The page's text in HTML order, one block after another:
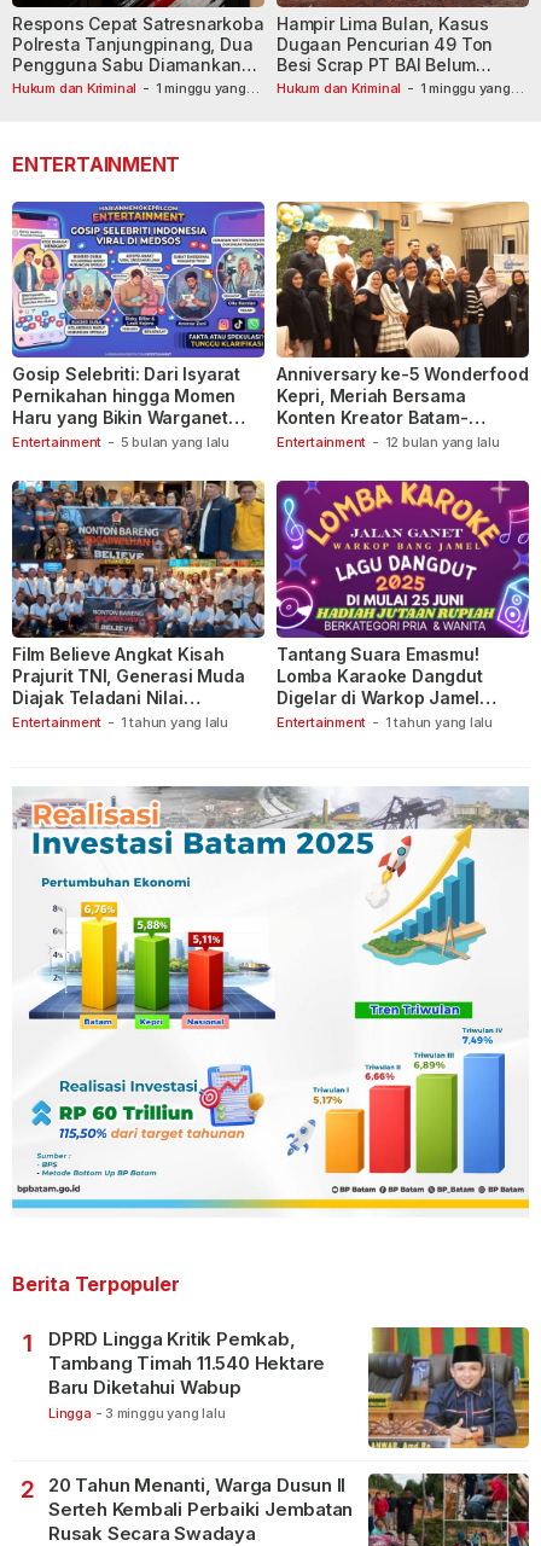
Hukum dan Kriminal - 1 minggu yang
Respons Cepat Satresnarkoba
Polresta Tanjungpinang, Dua
Pengguna Sabu Diamankan
Usai Dilaporkan ke Call Center
Hukum dan Kriminal - 1 minggu yang
Hampir Lima Bulan, Kasus
Dugaan Pencurian 49 Ton
Besi Scrap PT BAI Belum
Tetapkan Tersangka
ENTERTAINMENT
Entertainment - 5 bulan yang lalu
Gosip Selebriti: Dari Isyarat
Pernikahan hingga Momen
Haru yang Bikin Warganet
Berspekulasi
Entertainment - 12 bulan yang lalu
Anniversary ke-5 Wonderfood
Kepri, Meriah Bersama
Konten Kreator Batam-
Tanjungpinang
Entertainment - 1 tahun yang lalu
Film Believe Angkat Kisah
Prajurit TNI, Generasi Muda
Diajak Teladani Nilai
Keberanian
Entertainment - 1 tahun yang lalu
Tantang Suara Emasmu!
Lomba Karaoke Dangdut
Digelar di Warkop Jamel
Ganet
Berita Terpopuler
1
DPRD Lingga Kritik Pemkab,
Tambang Timah 11.540 Hektare
Baru Diketahui Wabup
Lingga - 3 minggu yang lalu
2
20 Tahun Menanti, Warga Dusun II
Serteh Kembali Perbaiki Jembatan
Rusak Secara Swadaya